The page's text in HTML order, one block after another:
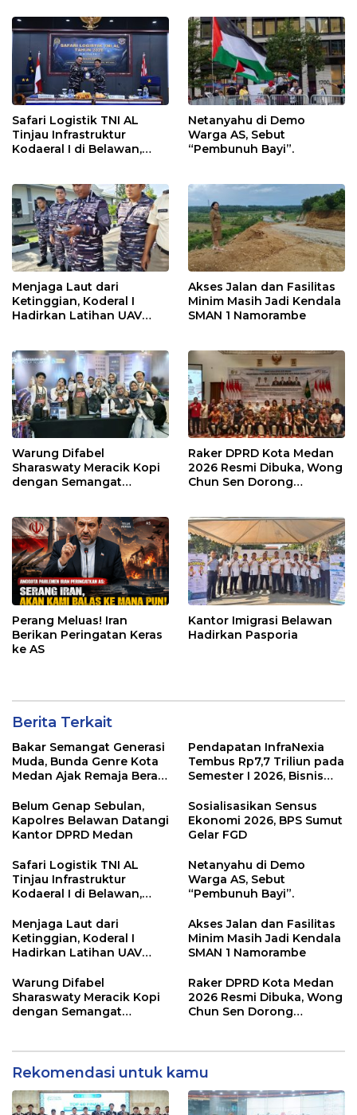
Safari Logistik TNI AL
Tinjau Infrastruktur
Kodaeral I di Belawan,
Netanyahu di Demo
Warga AS, Sebut
“Pembunuh Bayi”.
Menjaga Laut dari
Ketinggian, Koderal I
Hadirkan Latihan UAV
Akses Jalan dan Fasilitas
Minim Masih Jadi Kendala
SMAN 1 Namorambe
Warung Difabel
Sharaswaty Meracik Kopi
dengan Semangat
Raker DPRD Kota Medan
2026 Resmi Dibuka, Wong
Chun Sen Dorong
Perang Meluas! Iran
Berikan Peringatan Keras
ke AS
Kantor Imigrasi Belawan
Hadirkan Pasporia
Berita Terkait
Bakar Semangat Generasi
Muda, Bunda Genre Kota
Medan Ajak Remaja Berani
Pendapatan InfraNexia
Tembus Rp7,7 Triliun pada
Semester I 2026, Bisnis
Persen
Belum Genap Sebulan,
Kapolres Belawan Datangi
Kantor DPRD Medan
Sosialisasikan Sensus
Ekonomi 2026, BPS Sumut
Gelar FGD
Safari Logistik TNI AL
Tinjau Infrastruktur
Kodaeral I di Belawan,
Operasional
Netanyahu di Demo
Warga AS, Sebut
“Pembunuh Bayi”.
Menjaga Laut dari
Ketinggian, Koderal I
Hadirkan Latihan UAV
Akses Jalan dan Fasilitas
Minim Masih Jadi Kendala
SMAN 1 Namorambe
Warung Difabel
Sharaswaty Meracik Kopi
dengan Semangat
Raker DPRD Kota Medan
2026 Resmi Dibuka, Wong
Chun Sen Dorong
Rekomendasi untuk kamu